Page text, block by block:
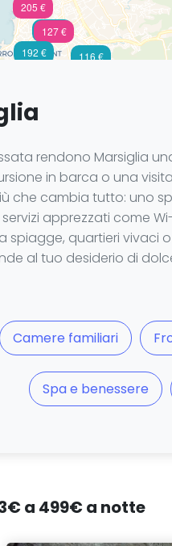
127 €
205 €
192 €
80 €
116 €
rendono Marsiglia
in barca o una
cambia tutto: uno
apprezzati come
quartieri vivaci
al tuo desiderio di
Camere familiari
Spa e benessere
a 499€ a notte